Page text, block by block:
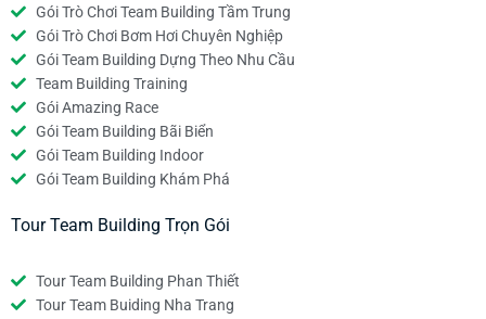
Gói Trò Chơi Team Building Tầm Trung
Gói Trò Chơi Bơm Hơi Chuyên Nghiệp
Gói Team Building Dựng Theo Nhu Cầu
Team Building Training
Gói Amazing Race
Gói Team Building Bãi Biển
Gói Team Building Indoor
Gói Team Building Khám Phá
Tour Team Building Trọn Gói
Tour Team Building Phan Thiết
Tour Team Buiding Nha Trang